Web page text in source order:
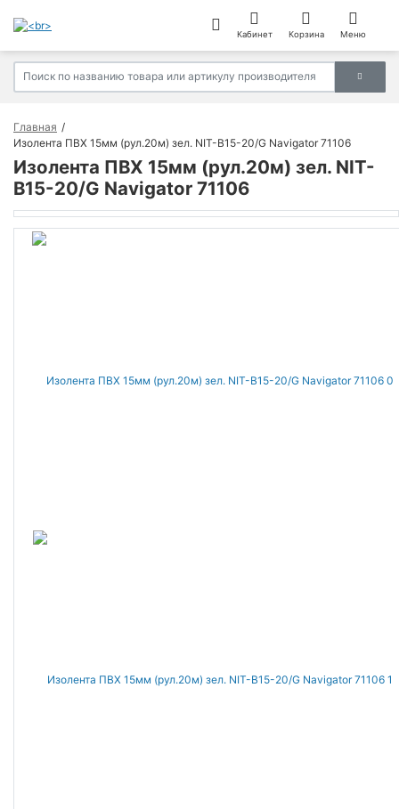
Кабинет Корзина Меню
Главная
Изолента ПВХ 15мм (рул.20м) зел. NIT-B15-20/G Navigator 71106
Изолента ПВХ 15мм (рул.20м) зел. NIT-
B15-20/G Navigator 71106